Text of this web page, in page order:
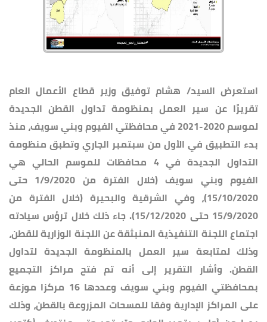
استعرض السيد/ هشام توفيق وزير قطاع الأعمال العام
تقريرًا عن سير العمل بمنظومة تداول القطن الجديدة
لموسم ‪2021-2020‬ في محافظتي الفيوم وبني سويف، منذ
بدء التطبيق في الأول من سبتمبر الجاري‬ وتطبق منظومة
التداول الجديدة في 4 محافظات للموسم الحالي هي
الفيوم وبني سويف (خلال الفترة من 1/9/2020 حتى
15/10/2020)، وفي الشرقية والبحيرة (خلال الفترة من
15/9/2020 حتى 15/12/2020). جاء ذلك خلال ترؤس سيادته
اجتماع اللجنة التنفيذية المنبثقة عن اللجنة الوزارية للقطن،
وذلك لمتابعة سير العمل بالمنظومة الجديدة لتداول
القطن. وأشار التقرير إلى أنه تم فتح مراكز التجميع
بمحافظتي الفيوم وبني سويف وعددها 16 مركزا موزعة
على المراكز الإدارية وفقا للمسحات المزروعة بالقطن، وذلك